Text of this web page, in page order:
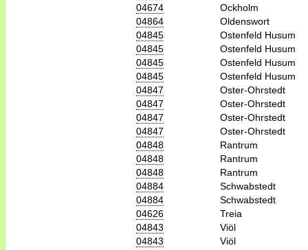
04674
Ockholm
04864
Oldenswort
04845
Ostenfeld Husum
04845
Ostenfeld Husum
04845
Ostenfeld Husum
04845
Ostenfeld Husum
04847
Oster-Ohrstedt
04847
Oster-Ohrstedt
04847
Oster-Ohrstedt
04847
Oster-Ohrstedt
04848
Rantrum
04848
Rantrum
04848
Rantrum
04884
Schwabstedt
04884
Schwabstedt
04626
Treia
04843
Viöl
04843
Viöl